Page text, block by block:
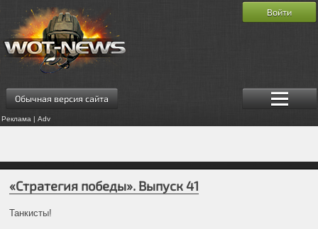
Обычная версия сайта
Реклама | Adv
Войти
«Стратегия победы». Выпуск 41
Танкисты!